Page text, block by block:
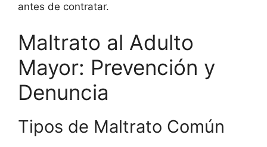
antes de contratar.
Maltrato al Adulto
Mayor: Prevención y
Denuncia
Tipos de Maltrato Común